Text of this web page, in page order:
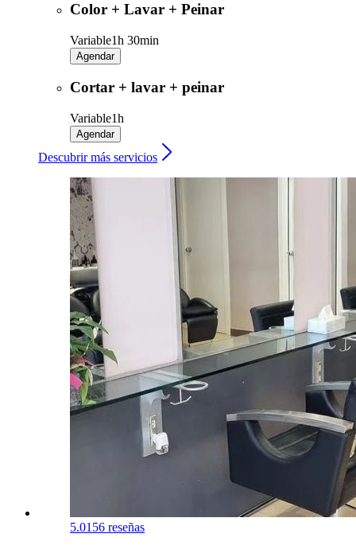
Color + Lavar + Peinar
Variable1h 30min
Agendar
Cortar + lavar + peinar
Variable1h
Agendar
Descubrir más servicios
5.0156 reseñas